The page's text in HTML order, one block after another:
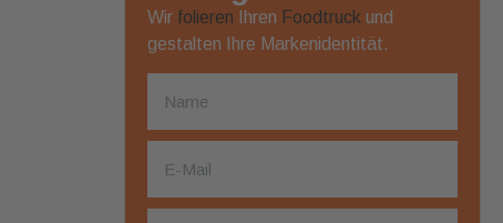
Wir folieren Ihren Foodtruck und
gestalten Ihre Markenidentität.